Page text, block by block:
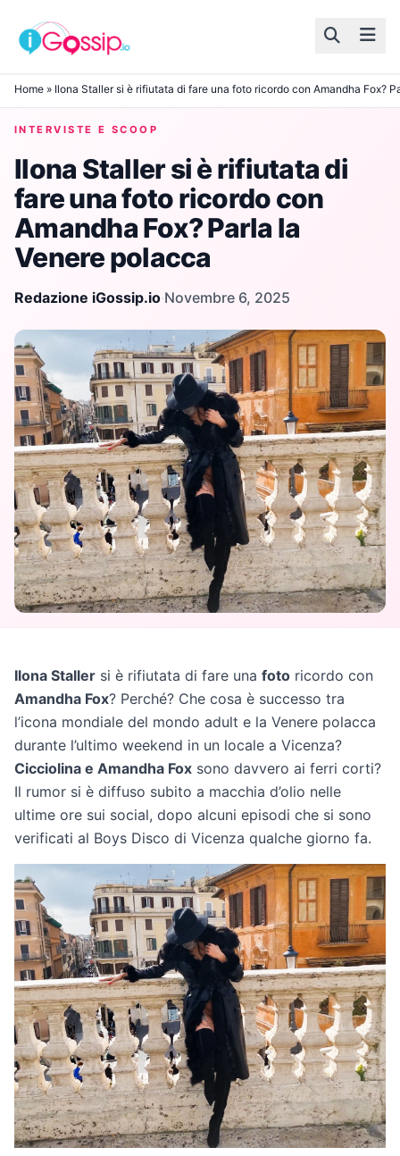
Skip to content
Home » Ilona Staller si è rifiutata di fare una foto ricordo con Amandha Fox?
INTERVISTE E SCOOP
Ilona Staller si è rifiutata di
fare una foto ricordo con
Amandha Fox? Parla la
Venere polacca
Redazione iGossip.io·Novembre 6, 2025
Ilona Staller si è rifiutata di fare una foto ricordo con
Amandha Fox? Perché? Che cosa è successo tra
l’icona mondiale del mondo adult e la Venere polacca
durante l’ultimo weekend in un locale a Vicenza?
Cicciolina e Amandha Fox sono davvero ai ferri corti?
Il rumor si è diffuso subito a macchia d’olio nelle
ultime ore sui social, dopo alcuni episodi che si sono
verificati al Boys Disco di Vicenza qualche giorno fa.